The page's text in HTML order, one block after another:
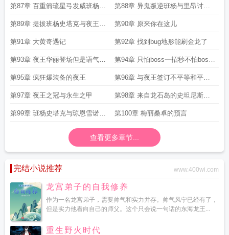
军的里昂维克托
第87章 百重箭琉星弓发威班杨史
塔克的下落
第88章 异鬼叛逆班杨与里昂讨论
杀死夜王的办法
第89章 提拔班杨史塔克与夜王的
暴怒
第90章 原来你在这儿
第91章 大黄奇遇记 第92章 找到bug地形能刷金龙了
第93章 夜王华丽登场但是语气心
平气和
第94章 只怕boss一招秒不怕boss
亮血条
第95章 疯狂爆装备的夜王 第96章 与夜王签订不平等和平条
约
第97章 夜王之冠与永生之甲 第98章 来自龙石岛的史坦尼斯从
艰难屯登陆
第99章 班杨史塔克与琼恩雪诺的 第100章 梅丽桑卓的预言
查看更多章节...
完结小说推荐 www.400wi.com
龙宫弟子的自我修养
作为一名龙宫弟子，需要帅气和实力并存。帅气风宁已经有了，
但是实力他看向自己的师父。这个只会说一句话的东海龙王...
重生野火时代